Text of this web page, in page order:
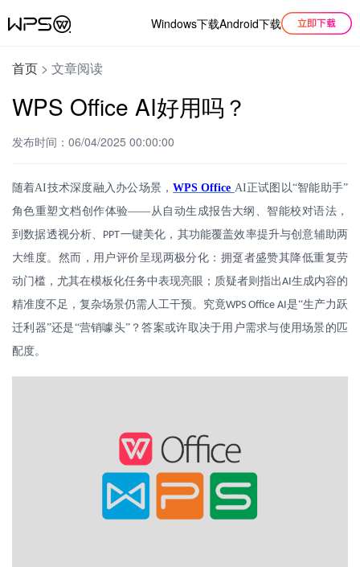
Windows下载Android下载
首页 > 文章阅读
WPS Office AI好用吗？
发布时间：06/04/2025 00:00:00
随着AI技术深度融入办公场景，WPS Office AI正试图以“智能助手”
角色重塑文档创作体验——从自动生成报告大纲、智能校对语法，
到数据透视分析、 PPT一键美化，其功能覆盖效率提升与创意辅助两
大维度。然而，用户评价呈现两极分化：拥趸者盛赞其降低重复劳
动门槛，尤其在模板化任务中表现亮眼；质疑者则指出AI生成内容的
精准度不足，复杂场景仍需人工干预。究竟WPS Office AI是“生产力跃
迁利器”还是“营销噱头”？答案或许取决于用户需求与使用场景的匹
配度。